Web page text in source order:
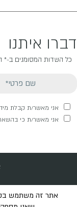
דברו איתנו
כל השדות המסומנים ב-*
אני מאשר/ת קבלת
אני מאשר/ת כי